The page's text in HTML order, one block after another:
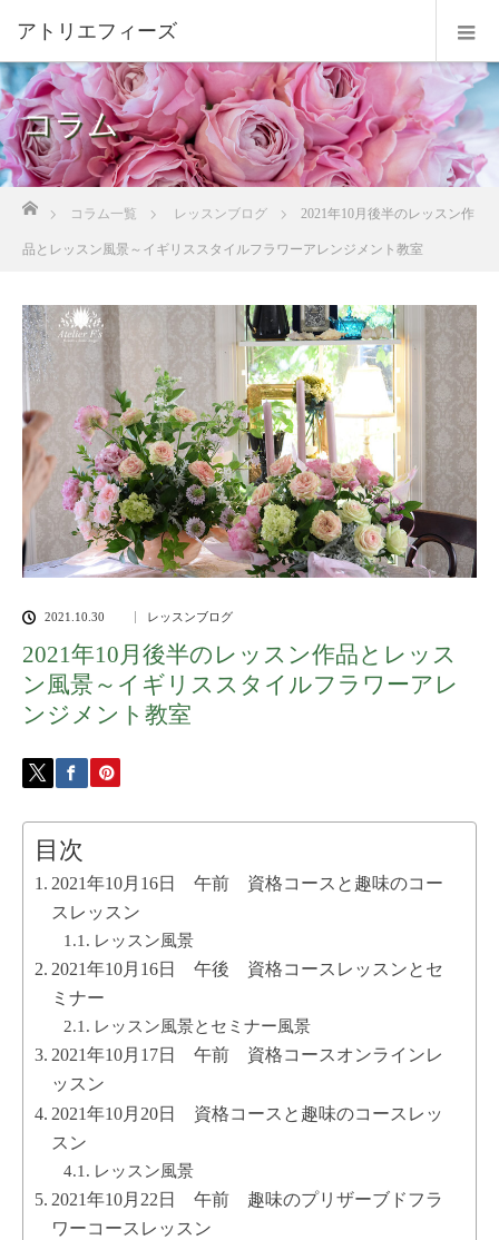
コラム
コラム一覧 レッスンブログ 2021年10月後半のレッスン作
品とレッスン風景～イギリススタイルフラワーアレンジメント教室
2021.10.30 レッスンブログ
2021年10月後半のレッスン作品とレッス
ン風景～イギリススタイルフラワーアレ
ンジメント教室
目次
2021年10月16日 午前 資格コースと趣味のコー
スレッスン
レッスン風景
2021年10月16日 午後 資格コースレッスンとセ
ミナー
レッスン風景とセミナー風景
2021年10月17日 午前 資格コースオンラインレ
ッスン
2021年10月20日 資格コースと趣味のコースレッ
スン
レッスン風景
2021年10月22日 午前 趣味のプリザーブドフラ
ワーコースレッスン